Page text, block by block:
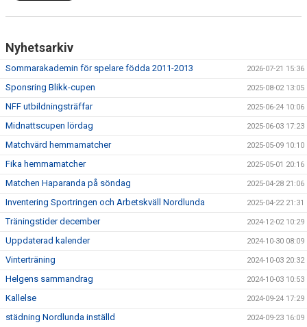
MEDLEMSKAP
Nyhetsarkiv
Sommarakademin för spelare födda 2011-2013 2026-07-21 15:36
Sponsring Blikk-cupen 2025-08-02 13:05
NFF utbildningsträffar 2025-06-24 10:06
Midnattscupen lördag 2025-06-03 17:23
Matchvärd hemmamatcher 2025-05-09 10:10
Fika hemmamatcher 2025-05-01 20:16
Matchen Haparanda på söndag 2025-04-28 21:06
Inventering Sportringen och Arbetskväll Nordlunda 2025-04-22 21:31
Träningstider december 2024-12-02 10:29
Uppdaterad kalender 2024-10-30 08:09
Vinterträning 2024-10-03 20:32
Helgens sammandrag 2024-10-03 10:53
Kallelse 2024-09-24 17:29
städning Nordlunda inställd 2024-09-23 16:09